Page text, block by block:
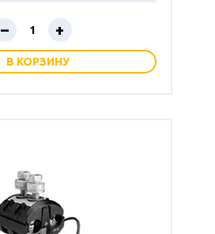
– +
В КОРЗИНУ